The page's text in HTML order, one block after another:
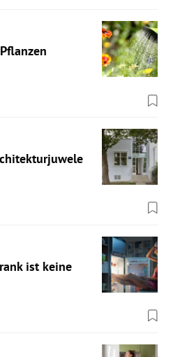
ist keine